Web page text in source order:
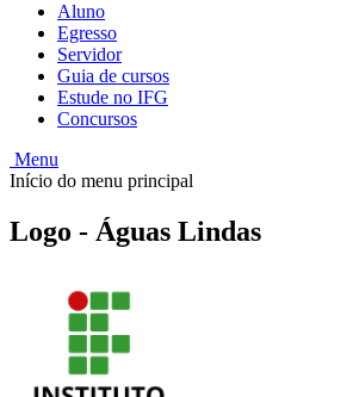
Aluno
Egresso
Servidor
Guia de cursos
Estude no IFG
Concursos
Menu
Início do menu principal
Logo - Águas Lindas